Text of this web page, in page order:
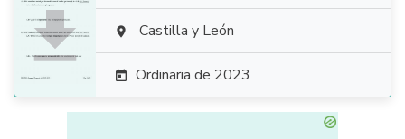
  Castilla y León
 Ordinaria de 2023